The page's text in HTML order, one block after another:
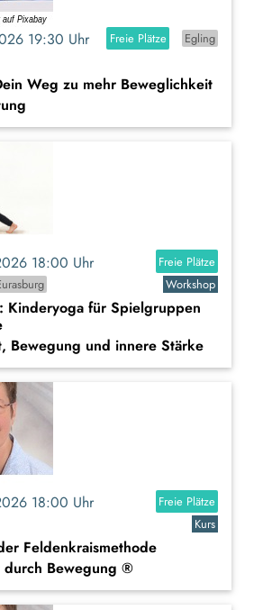
19:30 Uhr Freie Plätze
Egling
Weg zu mehr Beweglichkeit
18:00 Uhr
Freie Plätze
Workshop
Kinderyoga für Spielgruppen
Bewegung und innere Stärke
18:00 Uhr
Freie Plätze
Kurs
Feldenkraismethode
durch Bewegung ®